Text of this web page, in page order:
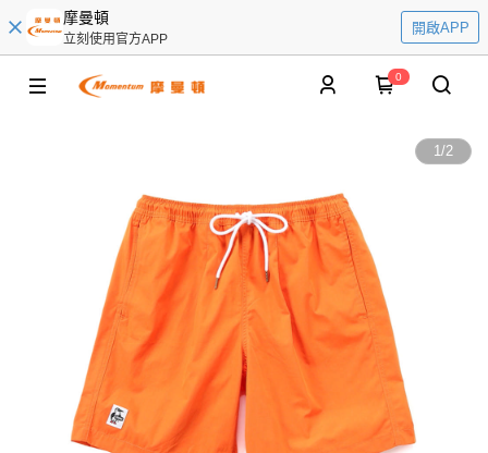
摩曼頓
立刻使用官方APP
開啟APP
0
1/2